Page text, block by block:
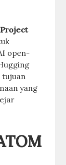
open-
tujuan
yang